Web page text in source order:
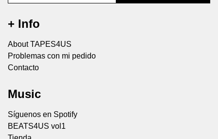
+ Info
About TAPES4US
Problemas con mi pedido
Contacto
Music
Síguenos en Spotify
BEATS4US vol1